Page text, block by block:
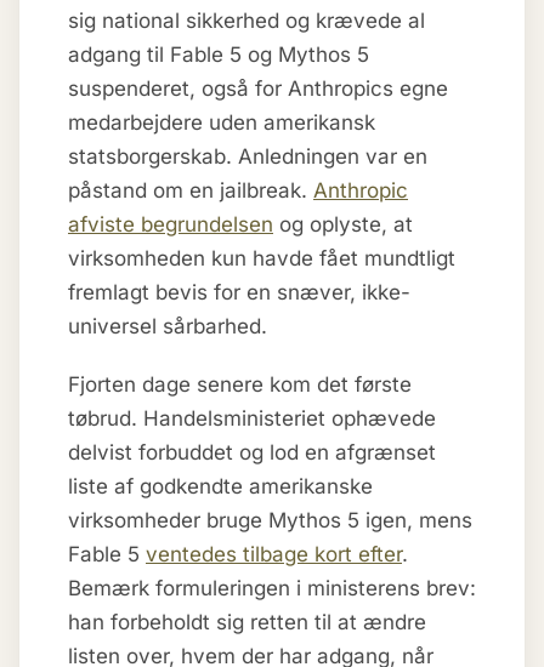
sig national sikkerhed og krævede al
adgang til Fable 5 og Mythos 5
suspenderet, også for Anthropics egne
medarbejdere uden amerikansk
statsborgerskab. Anledningen var en
påstand om en jailbreak. Anthropic
afviste begrundelsen og oplyste, at
virksomheden kun havde fået mundtligt
fremlagt bevis for en snæver, ikke-
universel sårbarhed.
Fjorten dage senere kom det første
tøbrud. Handelsministeriet ophævede
delvist forbuddet og lod en afgrænset
liste af godkendte amerikanske
virksomheder bruge Mythos 5 igen, mens
Fable 5 ventedes tilbage kort efter.
Bemærk formuleringen i ministerens brev:
han forbeholdt sig retten til at ændre
listen over, hvem der har adgang, når